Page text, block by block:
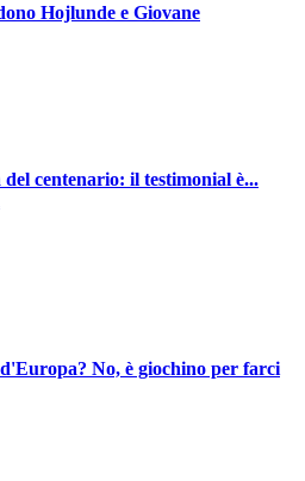
Hojlunde e Giovane
centenario: il testimonial è...
No, è giochino per farci